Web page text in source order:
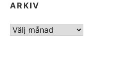
ARKIV
ARKIV